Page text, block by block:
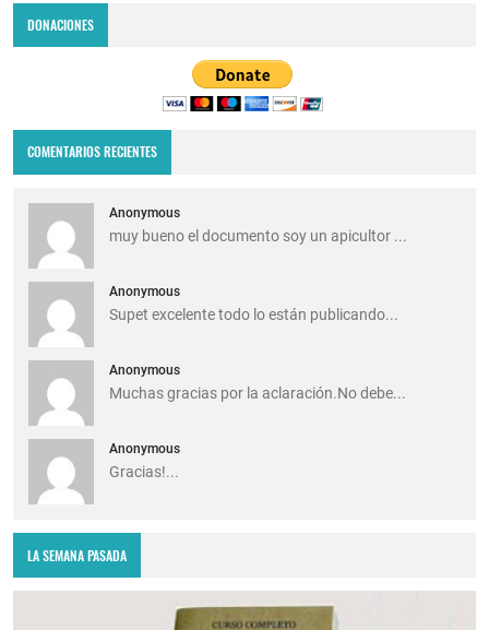
DONACIONES
COMENTARIOS RECIENTES
Anonymous
muy bueno el documento soy un apicultor ...
Anonymous
Supet excelente todo lo están publicando...
Anonymous
Muchas gracias por la aclaración.No debe...
Anonymous
Gracias!...
LA SEMANA PASADA